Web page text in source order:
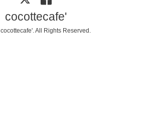
cocottecafe'
cocottecafe'. All Rights Reserved.